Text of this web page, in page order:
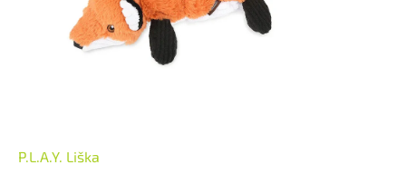
P.L.A.Y. Liška